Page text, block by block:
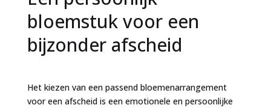
bloemstuk voor een
bijzonder afscheid
Het kiezen van een passend bloemenarrangement
voor een afscheid is een emotionele en persoonlijke